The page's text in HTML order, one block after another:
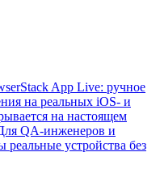
App Live: ручное
на реальных iOS- и
на настоящем
QA-инженеров и
устройства без